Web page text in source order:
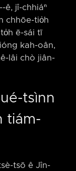
ê, jî-chhiáⁿ
chhōe-tio̍h
ē-sái tī
kah-oân,
lâi chò jiân-
tsìnn
tiám-
tsō ê Jîn-